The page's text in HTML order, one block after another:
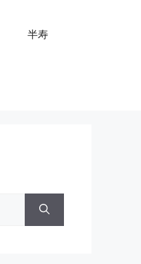
半寿